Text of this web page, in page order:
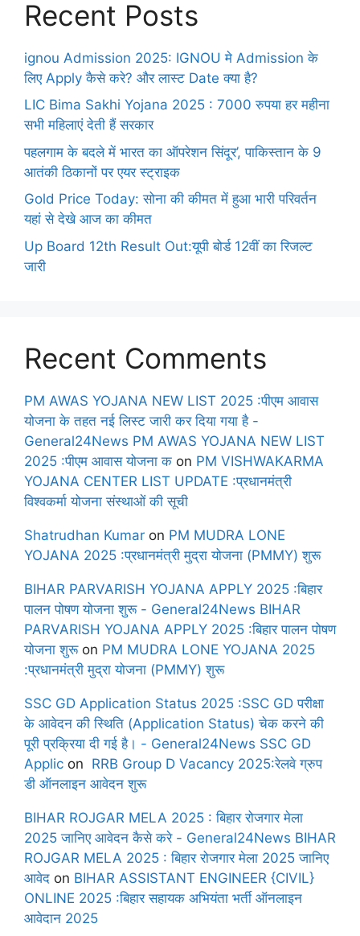
Recent Posts
ignou Admission 2025: IGNOU मे Admission के
लिए Apply कैसे करे? और लास्ट Date क्या है?
LIC Bima Sakhi Yojana 2025 : 7000 रुपया हर महीना
सभी महिलाएं देती हैं सरकार
पहलगाम के बदले में भारत का ऑपरेशन सिंदूर’, पाकिस्तान के 9
आतंकी ठिकानों पर एयर स्ट्राइक
Gold Price Today: सोना की कीमत में हुआ भारी परिवर्तन
यहां से देखे आज का कीमत
Up Board 12th Result Out:यूपी बोर्ड 12वीं का रिजल्ट
जारी
Recent Comments
PM AWAS YOJANA NEW LIST 2025 :पीएम आवास
योजना के तहत नई लिस्ट जारी कर दिया गया है -
General24News PM AWAS YOJANA NEW LIST
2025 :पीएम आवास योजना क on PM VISHWAKARMA
YOJANA CENTER LIST UPDATE :प्रधानमंत्री
विश्वकर्मा योजना संस्थाओं की सूची
Shatrudhan Kumar on PM MUDRA LONE
YOJANA 2025 :प्रधानमंत्री मुद्रा योजना (PMMY) शुरू
BIHAR PARVARISH YOJANA APPLY 2025 :बिहार
पालन पोषण योजना शुरू - General24News BIHAR
PARVARISH YOJANA APPLY 2025 :बिहार पालन पोषण
योजना शुरूon PM MUDRA LONE YOJANA 2025
:प्रधानमंत्री मुद्रा योजना (PMMY) शुरू
SSC GD Application Status 2025 :SSC GD परीक्षा
के आवेदन की स्थिति (Application Status) चेक करने की
पूरी प्रक्रिया दी गई है। - General24News SSC GD
Applic on RRB Group D Vacancy 2025:रेलवे ग्रुप
डी ऑनलाइन आवेदन शुरू
BIHAR ROJGAR MELA 2025 : बिहार रोजगार मेला
2025 जानिए आवेदन कैसे करे - General24News BIHAR
ROJGAR MELA 2025 : बिहार रोजगार मेला 2025 जानिए
आवेद on BIHAR ASSISTANT ENGINEER {CIVIL}
ONLINE 2025 :बिहार सहायक अभियंता भर्ती ऑनलाइन
आवेदान 2025